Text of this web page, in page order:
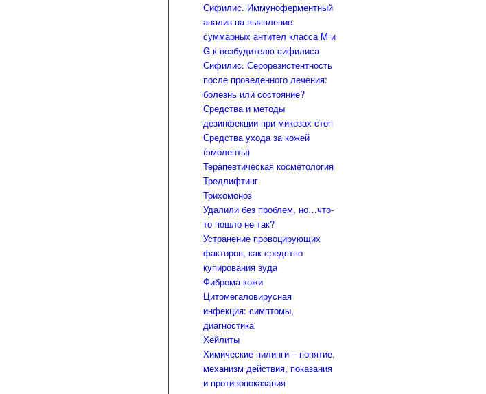
Сифилис. Иммуноферментный
анализ на выявление
суммарных антител класса M и
G к возбудителю сифилиса
Сифилис. Серорезистентность
после проведенного лечения:
болезнь или состояние?
Средства и методы
дезинфекции при микозах стоп
Средства ухода за кожей
(эмоленты)
Терапевтическая косметология
Тредлифтинг
Трихомоноз
Удалили без проблем, но…что-
то пошло не так?
Устранение провоцирующих
факторов, как средство
купирования зуда
Фиброма кожи
Цитомегаловирусная
инфекция: симптомы,
диагностика
Хейлиты
Химические пилинги – понятие,
механизм действия, показания
и противопоказания